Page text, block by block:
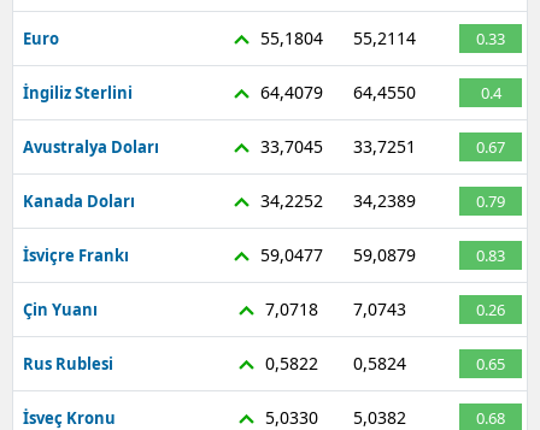
Euro 55,1804 55,2114 0.33
İngiliz Sterlini 64,4079 64,4550 0.4
Avustralya Doları 33,7045 33,7251 0.67
Kanada Doları 34,2252 34,2389 0.79
İsviçre Frankı 59,0477 59,0879 0.83
Çin Yuanı 7,0718 7,0743 0.26
Rus Rublesi 0,5822 0,5824 0.65
İsveç Kronu 5,0330 5,0382 0.68